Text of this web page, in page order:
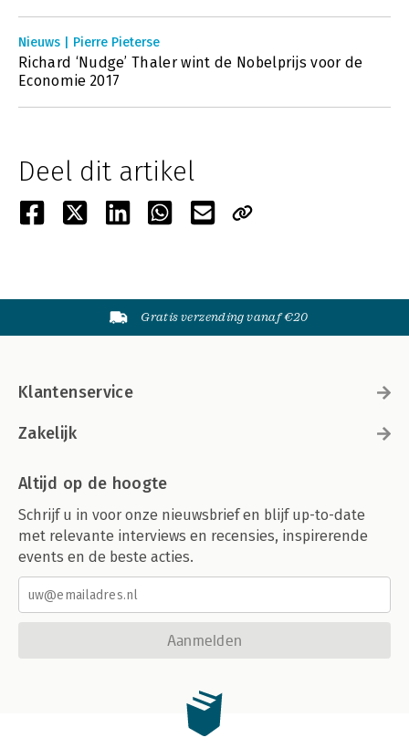
Nieuws | Pierre Pieterse
Richard ‘Nudge’ Thaler wint de Nobelprijs voor de
Economie 2017
Deel dit artikel
Gratis verzending vanaf €20
Klantenservice
Zakelijk
Altijd op de hoogte
Schrijf u in voor onze nieuwsbrief en blijf up-to-date
met relevante interviews en recensies, inspirerende
events en de beste acties.
Aanmelden